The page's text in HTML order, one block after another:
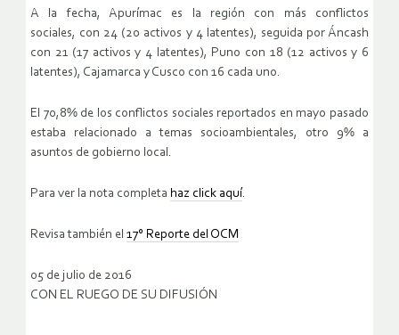
A la fecha, Apurímac es la región con más conflictos
sociales, con 24 (20 activos y 4 latentes), seguida por Áncash
con 21 (17 activos y 4 latentes), Puno con 18 (12 activos y 6
latentes), Cajamarca y Cusco con 16 cada uno.
El 70,8% de los conflictos sociales reportados en mayo pasado
estaba relacionado a temas socioambientales, otro 9% a
asuntos de gobierno local.
Para ver la nota completa haz click aquí.
Revisa también el 17° Reporte del OCM
05 de julio de 2016
CON EL RUEGO DE SU DIFUSIÓN